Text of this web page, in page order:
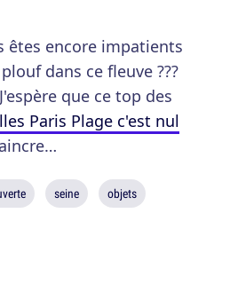
êtes encore impatients
dans ce fleuve ???
que ce top des
Paris Plage c'est nul
seine objets